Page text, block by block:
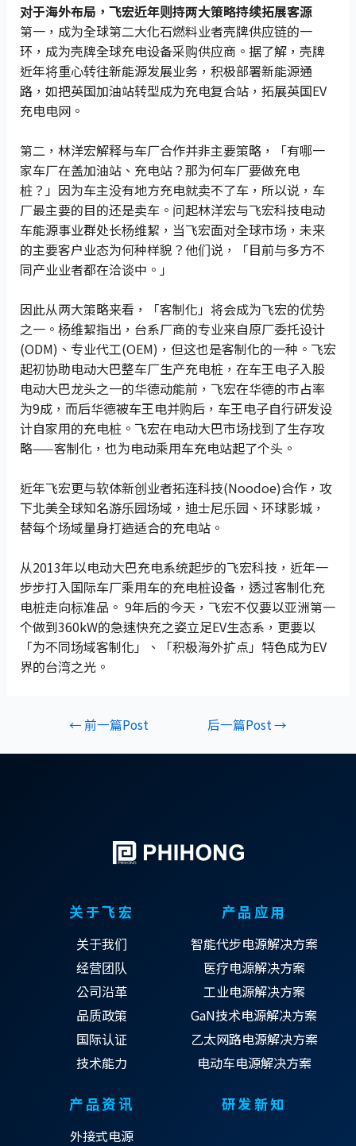
对于海外布局，飞宏近年则持两大策略持续拓展客源
第一，成为全球第二大化石燃料业者壳牌供应链的一
环，成为壳牌全球充电设备采购供应商。据了解，壳牌
近年将重心转往新能源发展业务，积极部署新能源通
路，如把英国加油站转型成为充电复合站，拓展英国EV
充电电网。
第二，林洋宏解释与车厂合作并非主要策略，「有哪一
家车厂在盖加油站、充电站？那为何车厂要做充电
桩？」因为车主没有地方充电就卖不了车，所以说，车
厂最主要的目的还是卖车。问起林洋宏与飞宏科技电动
车能源事业群处长杨维絜，当飞宏面对全球市场，未来
的主要客户业态为何种样貌？他们说，「目前与多方不
同产业业者都在洽谈中。」
因此从两大策略来看，「客制化」将会成为飞宏的优势
之一。杨维絜指出，台系厂商的专业来自原厂委托设计
(ODM)、专业代工(OEM)，但这也是客制化的一种。飞宏
起初协助电动大巴整车厂生产充电桩，在车王电子入股
电动大巴龙头之一的华德动能前，飞宏在华德的市占率
为9成，而后华德被车王电并购后，车王电子自行研发设
计自家用的充电桩。飞宏在电动大巴市场找到了生存攻
略——客制化，也为电动乘用车充电站起了个头。
近年飞宏更与软体新创业者拓连科技(Noodoe)合作，攻
下北美全球知名游乐园场域，迪士尼乐园、环球影城，
替每个场域量身打造适合的充电站。
从2013年以电动大巴充电系统起步的飞宏科技，近年一
步步打入国际车厂乘用车的充电桩设备，透过客制化充
电桩走向标准品。 9年后的今天，飞宏不仅要以亚洲第一
个做到360kW的急速快充之姿立足EV生态系，更要以
「为不同场域客制化」、「积极海外扩点」特色成为EV
界的台湾之光。
← 前一篇Post 后一篇Post→
关于飞宏
关于我们
经营团队
公司沿革
品质政策
国际认证
技术能力
产品应用
智能代步电源解决方案
医疗电源解决方案
工业电源解决方案
GaN技术电源解决方案
乙太网路电源解决方案
电动车电源解决方案
产品资讯
外接式电源
研发新知